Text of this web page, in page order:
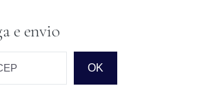
e envio
OK